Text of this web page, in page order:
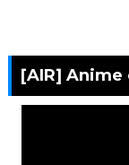
[AIR] Anime